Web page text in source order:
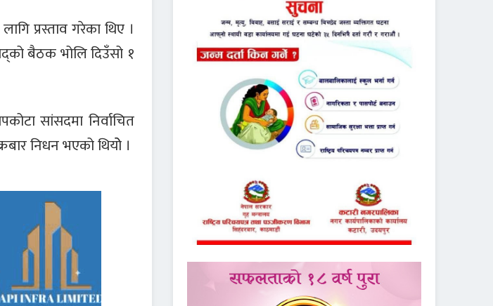
प्रस्ताव गरेका थिए ।
बैठक भोलि दिउँसो १
सांसदमा निर्वाचित
निधन भएको थियोे ।